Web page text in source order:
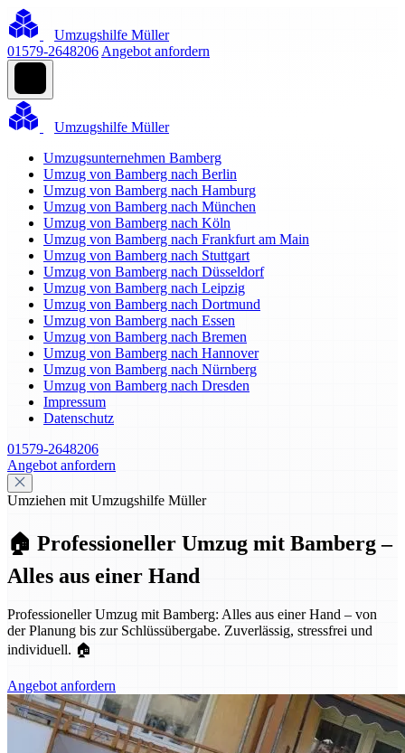
Umzugshilfe Müller
01579-2648206 Angebot anfordern
Umzugshilfe Müller
Umzugsunternehmen Bamberg
Umzug von Bamberg nach Berlin
Umzug von Bamberg nach Hamburg
Umzug von Bamberg nach München
Umzug von Bamberg nach Köln
Umzug von Bamberg nach Frankfurt am Main
Umzug von Bamberg nach Stuttgart
Umzug von Bamberg nach Düsseldorf
Umzug von Bamberg nach Leipzig
Umzug von Bamberg nach Dortmund
Umzug von Bamberg nach Essen
Umzug von Bamberg nach Bremen
Umzug von Bamberg nach Hannover
Umzug von Bamberg nach Nürnberg
Umzug von Bamberg nach Dresden
Impressum
Datenschutz
01579-2648206
Angebot anfordern
Umziehen mit Umzugshilfe Müller
🏠 Professioneller Umzug mit Bamberg –
Alles aus einer Hand
Professioneller Umzug mit Bamberg: Alles aus einer Hand – von
der Planung bis zur Schlüssübergabe. Zuverlässig, stressfrei und
individuell. 🏠
Angebot anfordern